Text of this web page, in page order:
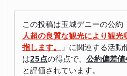
この投稿は玉城デニーの公約
人超の良質な観光により観光
指します。
」に関連する活
は25点の得点で、 公約偏差
と評価されています。